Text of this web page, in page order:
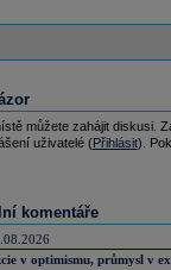
můžete zahájit diskusi.
uživatelé (Přihlásit).
komentáře
v optimismu, průmysl v